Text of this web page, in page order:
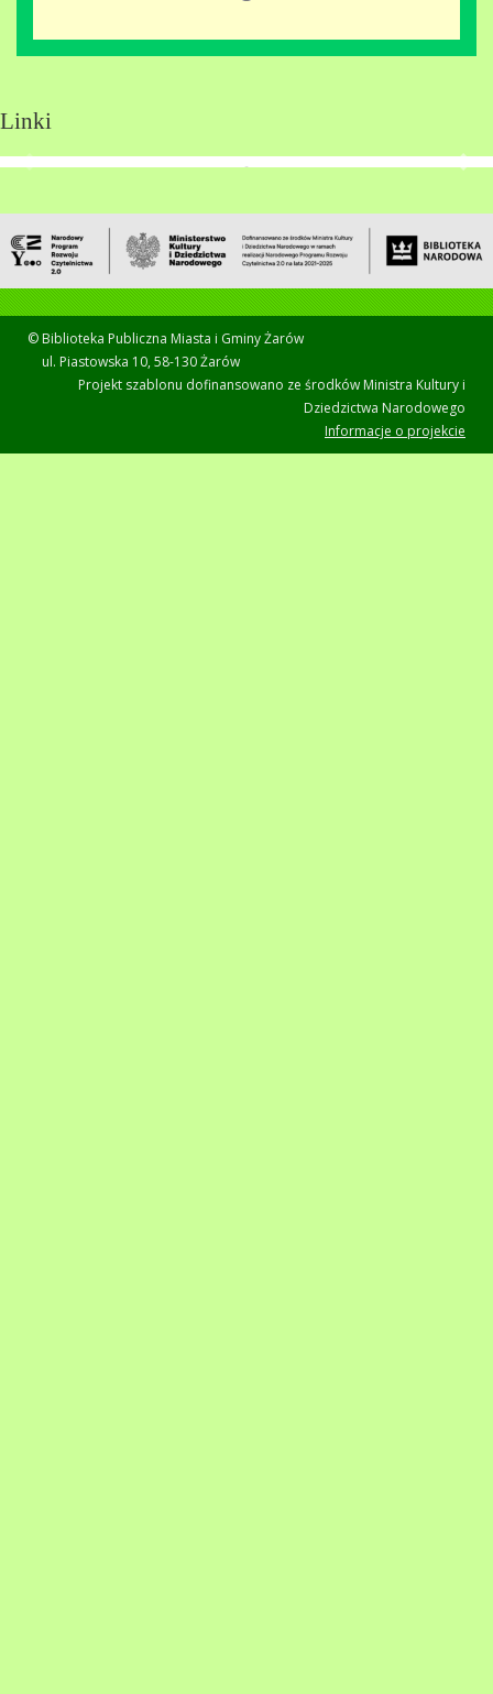
Linki
© Biblioteka Publiczna Miasta i Gminy Żarów
ul. Piastowska 10, 58-130 Żarów
Projekt szablonu dofinansowano ze środków Ministra Kultury i
Dziedzictwa Narodowego
Informacje o projekcie